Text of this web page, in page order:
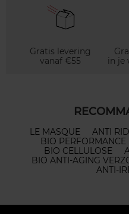
Gratis levering
vanaf €55
in je
LE MASQUE ANTI
BIO PERFORMANCE
BIO CELLULOSE
BIO ANTI-AGING
ANTI-